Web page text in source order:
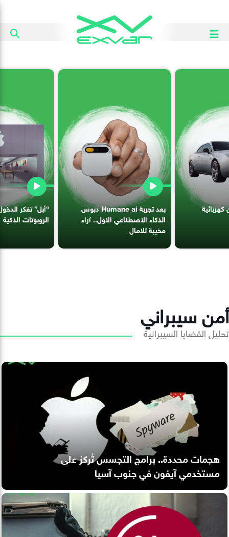
“أبل” تفكر
الروبوتات الذكية
بعد تجربة Humane ai دبوس
الذكاء الاصطناعي الاول.. آراء
مخيبة للامال
كهربائية
أمن سيبراني
تحليل القضايا السيبرانية
هجمات محددة.. برامج التجسس تُركز على
مستخدمي آيفون في جنوب آسيا